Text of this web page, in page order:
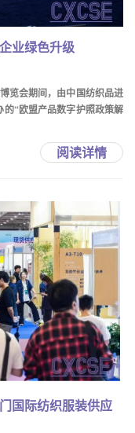
业绿色升级
览会期间，由中国纺织品进
“欧盟产品数字护照政策解
阅读详情
国际纺织服装供应